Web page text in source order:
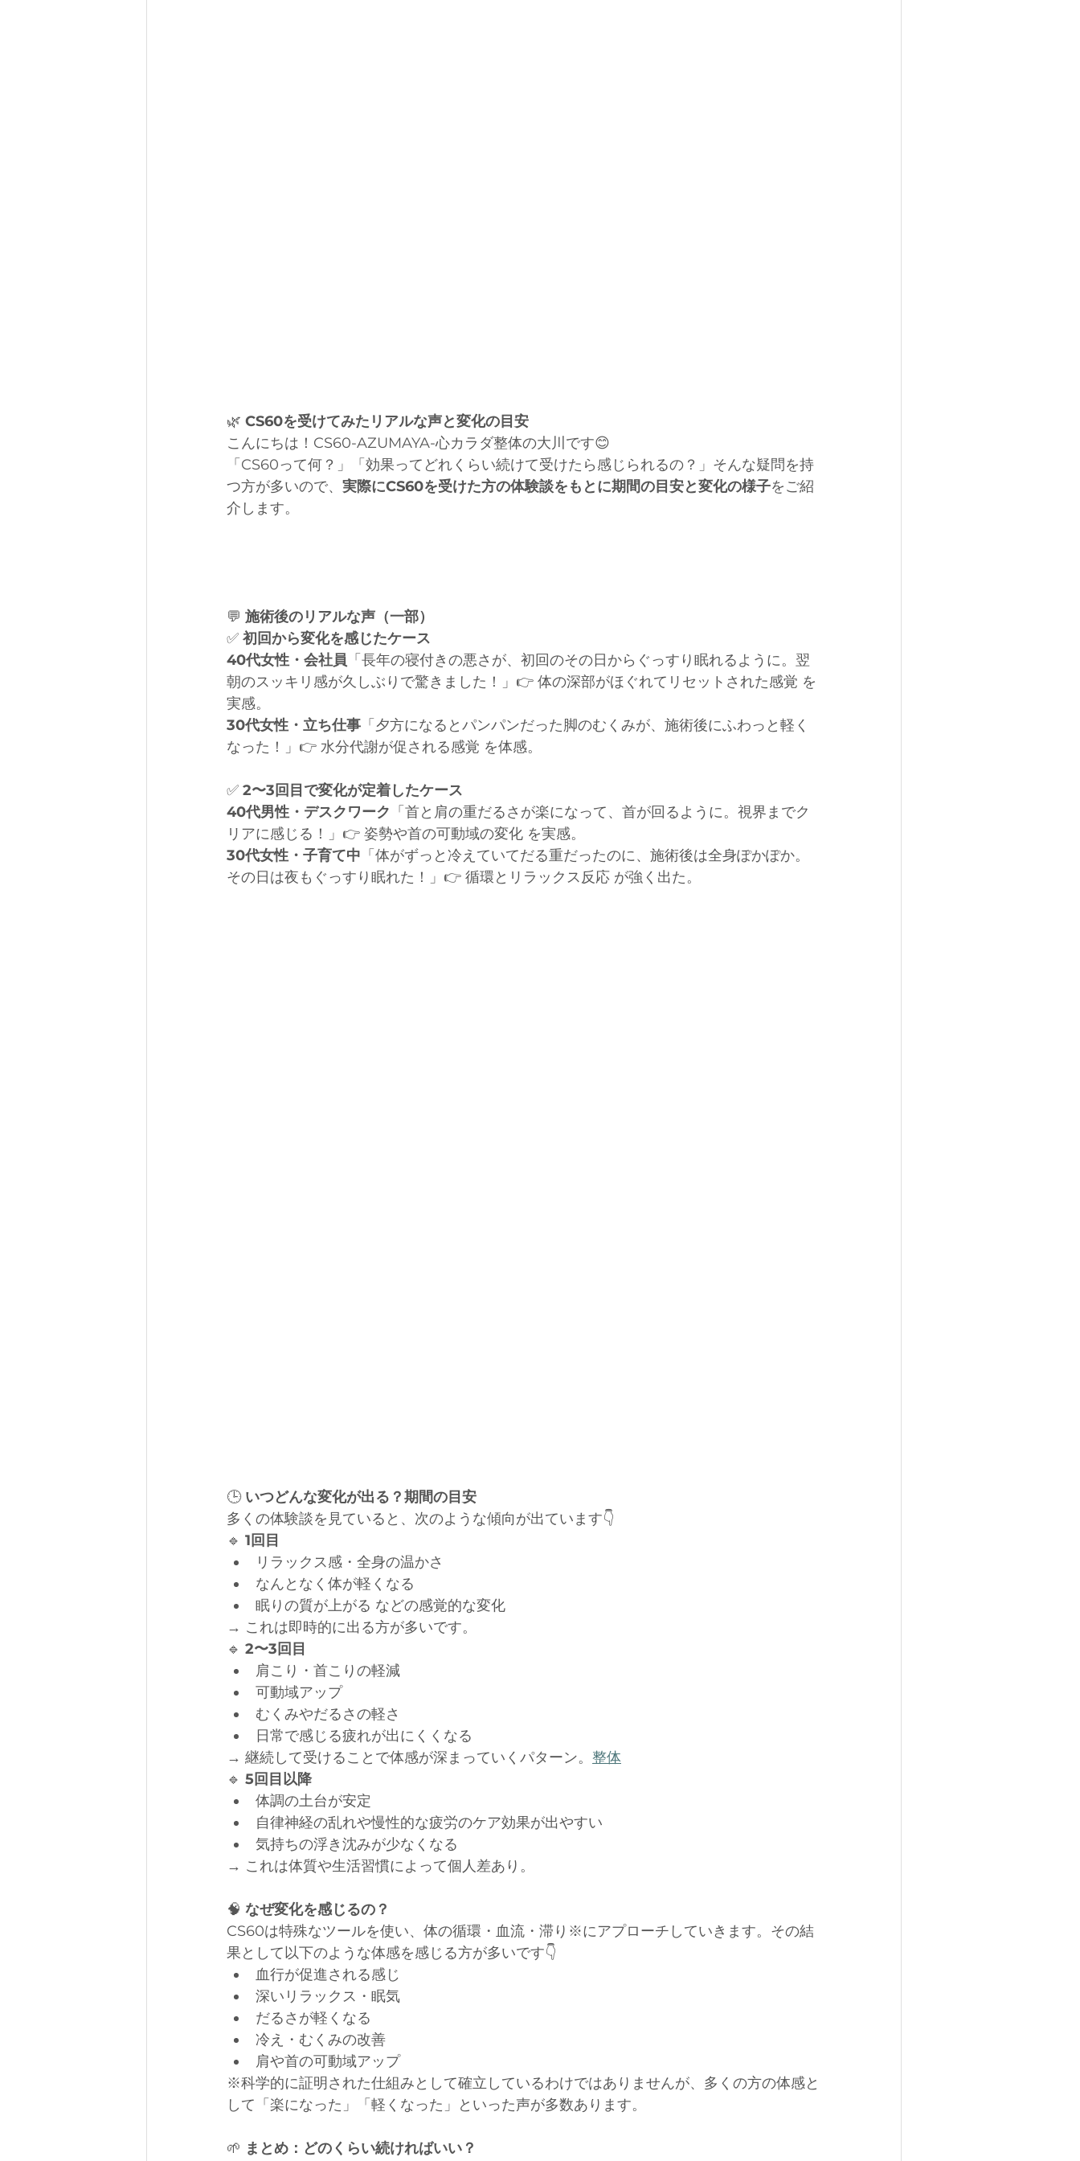
🌿 CS60を受けてみたリアルな声と変化の目安
こんにちは！CS60-AZUMAYA-心カラダ整体の大川です😊
「CS60って何？」「効果ってどれくらい続けて受けたら感じられるの？」そんな疑問を持
つ方が多いので、 実際にCS60を受けた方の体験談をもとに期間の目安と変化の様子をご紹
介します。
💬 施術後のリアルな声（一部）
✅ 初回から変化を感じたケース
40代女性・会社員 「長年の寝付きの悪さが、初回のその日からぐっすり眠れるように。翌
朝のスッキリ感が久しぶりで驚きました！」👉 体の深部がほぐれてリセットされた感覚 を
実感。
30代女性・立ち仕事 「夕方になるとパンパンだった脚のむくみが、施術後にふわっと軽く
なった！」👉 水分代謝が促される感覚 を体感。
✅ 2〜3回目で変化が定着したケース
40代男性・デスクワーク 「首と肩の重だるさが楽になって、首が回るように。視界までク
リアに感じる！」👉 姿勢や首の可動域の変化 を実感。
30代女性・子育て中 「体がずっと冷えていてだる重だったのに、施術後は全身ぽかぽか。
その日は夜もぐっすり眠れた！」👉 循環とリラックス反応 が強く出た。
🕒 いつどんな変化が出る？期間の目安
多くの体験談を見ていると、次のような傾向が出ています👇
🔹 1回目
リラックス感・全身の温かさ
なんとなく体が軽くなる
眠りの質が上がる などの感覚的な変化
→ これは即時的に出る方が多いです。
🔹 2〜3回目
肩こり・首こりの軽減
可動域アップ
むくみやだるさの軽さ
日常で感じる疲れが出にくくなる
→ 継続して受けることで体感が深まっていくパターン。 整体
🔹 5回目以降
体調の土台が安定
自律神経の乱れや慢性的な疲労のケア効果が出やすい
気持ちの浮き沈みが少なくなる
→ これは体質や生活習慣によって個人差あり。
🧠 なぜ変化を感じるの？
CS60は特殊なツールを使い、体の循環・血流・滞り※にアプローチしていきます。その結
果として以下のような体感を感じる方が多いです👇
血行が促進される感じ
深いリラックス・眠気
だるさが軽くなる
冷え・むくみの改善
肩や首の可動域アップ
※科学的に証明された仕組みとして確立しているわけではありませんが、多くの方の体感と
して「楽になった」「軽くなった」といった声が多数あります。
🌱 まとめ：どのくらい続ければいい？